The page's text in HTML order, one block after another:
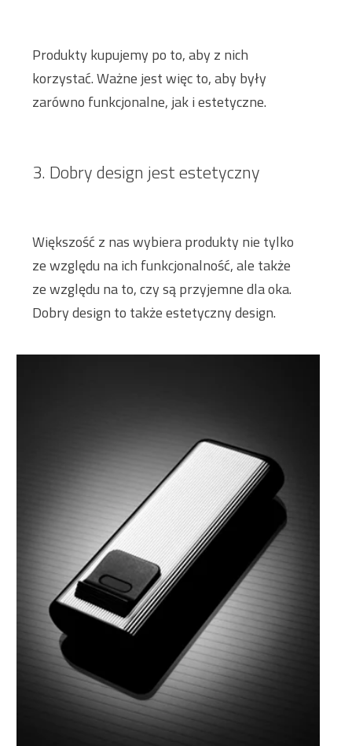
Produkty kupujemy po to, aby z nich
korzystać. Ważne jest więc to, aby były
zarówno funkcjonalne, jak i estetyczne.
3. Dobry design jest estetyczny
Większość z nas wybiera produkty nie tylko
ze względu na ich funkcjonalność, ale także
ze względu na to, czy są przyjemne dla oka.
Dobry design to także estetyczny design.